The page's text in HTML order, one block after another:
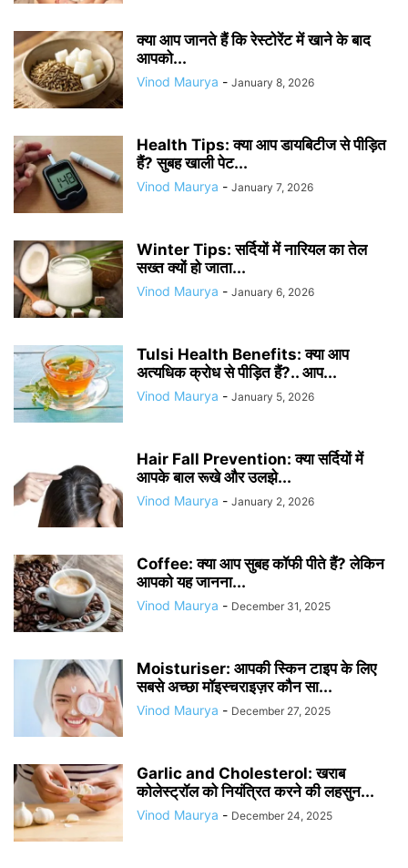
क्या आप जानते हैं कि रेस्टोरेंट में खाने के बाद
आपको...
Vinod Maurya - January 8, 2026
Health Tips: क्या आप डायबिटीज से पीड़ित
हैं? सुबह खाली पेट...
Vinod Maurya - January 7, 2026
Winter Tips: सर्दियों में नारियल का तेल
सख्त क्यों हो जाता...
Vinod Maurya - January 6, 2026
Tulsi Health Benefits: क्या आप
अत्यधिक क्रोध से पीड़ित हैं?.. आप...
Vinod Maurya - January 5, 2026
Hair Fall Prevention: क्या सर्दियों में
आपके बाल रूखे और उलझे...
Vinod Maurya - January 2, 2026
Coffee: क्या आप सुबह कॉफी पीते हैं? लेकिन
आपको यह जानना...
Vinod Maurya - December 31, 2025
Moisturiser: आपकी स्किन टाइप के लिए
सबसे अच्छा मॉइस्चराइज़र कौन सा...
Vinod Maurya - December 27, 2025
Garlic and Cholesterol: खराब
कोलेस्ट्रॉल को नियंत्रित करने की लहसुन...
Vinod Maurya - December 24, 2025